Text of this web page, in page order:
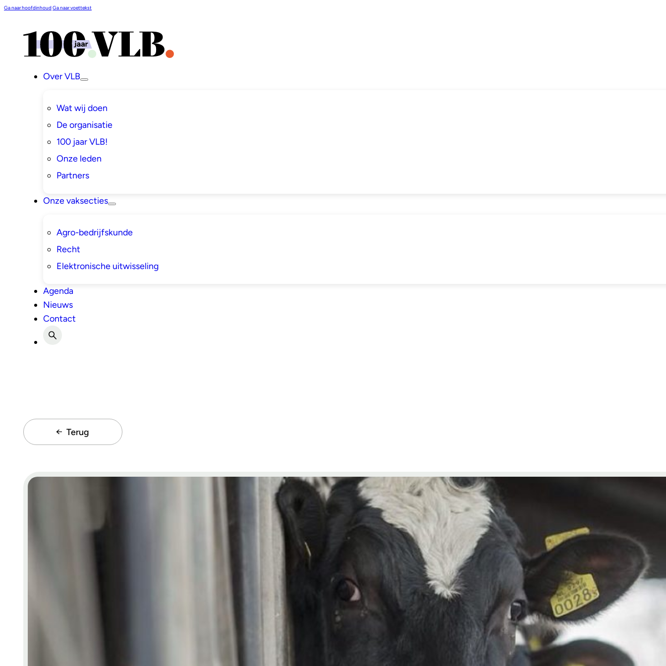
Ga naar hoofdinhoudGa naar voettekst
Over VLB
Wat wij doen
De organisatie
100 jaar VLB!
Onze leden
Partners
Onze vaksecties
Agro-bedrijfskunde
Recht
Elektronische uitwisseling
Agenda
Nieuws
Contact
Terug